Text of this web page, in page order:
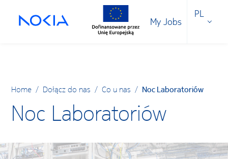
My Jobs
PL
Home / Dołącz do nas / Co u nas / Noc Laboratoriów
Noc Laboratoriów